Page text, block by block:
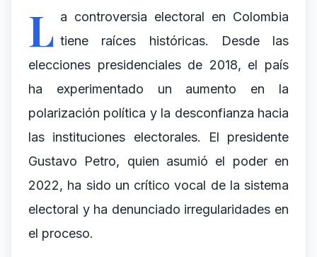
L a controversia electoral en Colombia
tiene raíces históricas. Desde las
elecciones presidenciales de 2018, el país
ha experimentado un aumento en la
polarización política y la desconfianza hacia
las instituciones electorales. El presidente
Gustavo Petro, quien asumió el poder en
2022, ha sido un crítico vocal de la sistema
electoral y ha denunciado irregularidades en
el proceso.